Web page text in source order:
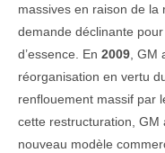
massives en raison de la
demande déclinante
d’essence. En 2009, GM
réorganisation en vertu
renflouement massif par
cette restructuration, GM
nouveau modèle